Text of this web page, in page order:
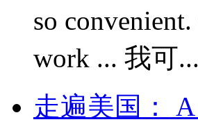
so
work ... 我可...
走遍美国：